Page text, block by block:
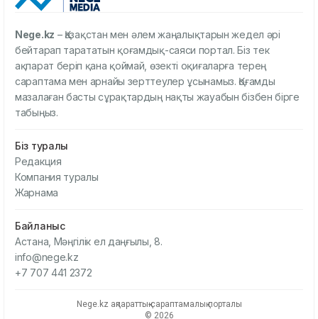
Nege.kz – Қазақстан мен әлем жаңалықтарын жедел әрі
бейтарап тарататын қоғамдық-саяси портал. Біз тек
ақпарат беріп қана қоймай, өзекті оқиғаларға терең
сараптама мен арнайы зерттеулер ұсынамыз. Қоғамды
мазалаған басты сұрақтардың нақты жауабын бізбен бірге
табыңыз.
Біз туралы
Редакция
Компания туралы
Жарнама
Байланыс
Астана, Мәңгілік ел даңғылы, 8.
info@nege.kz
+7 707 441 2372
Nege.kz ақпараттық-сараптамалық порталы
© 2026